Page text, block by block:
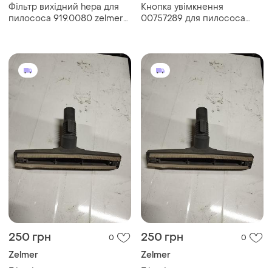
Фільтр вихідний hepa для
пилососа 919.0080 zelmer
Кнопка увімкнення
00757289 для пилососа
250 грн 0
Zelmer
250 грн 0
Zelmer